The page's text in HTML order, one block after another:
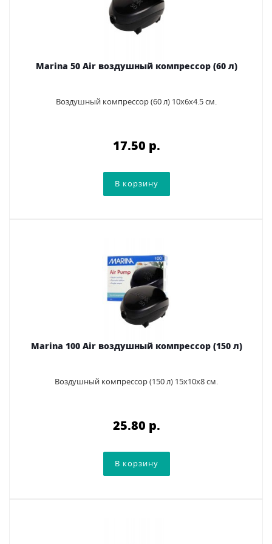
Marina 50 Air воздушный компрессор (60 л)
Воздушный компрессор (60 л) 10х6х4.5 см.
17.50 p.
Marina 100 Air воздушный компрессор (150 л)
Воздушный компрессор (150 л) 15х10х8 см.
25.80 p.